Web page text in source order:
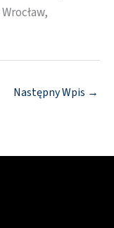
Następny Wpis →